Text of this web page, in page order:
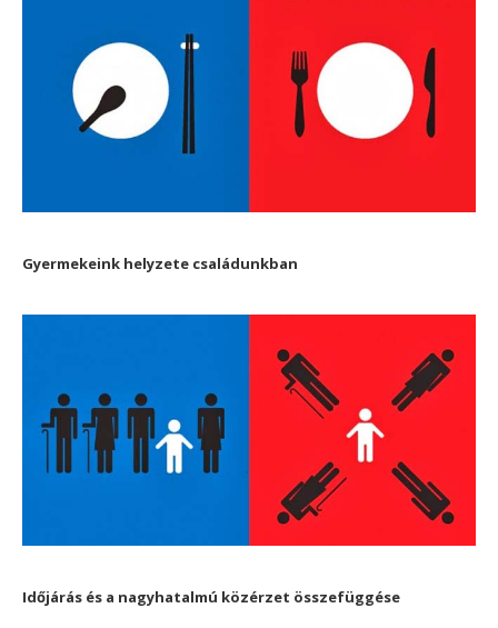
Gyermekeink helyzete családunkban
Időjárás és a nagyhatalmú közérzet összefüggése